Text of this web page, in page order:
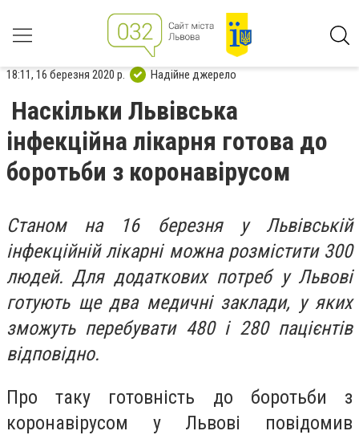
18:11, 16 березня 2020 р. Надійне джерело
Наскільки Львівська
інфекційна лікарня готова до
боротьби з коронавірусом
Станом на 16 березня у Львівській
інфекційній лікарні можна розмістити 300
людей. Для додаткових потреб у Львові
готують ще два медичні заклади, у яких
зможуть перебувати 480 і 280 пацієнтів
відповідно.
Про таку готовність до боротьби з
коронавірусом у Львові повідомив